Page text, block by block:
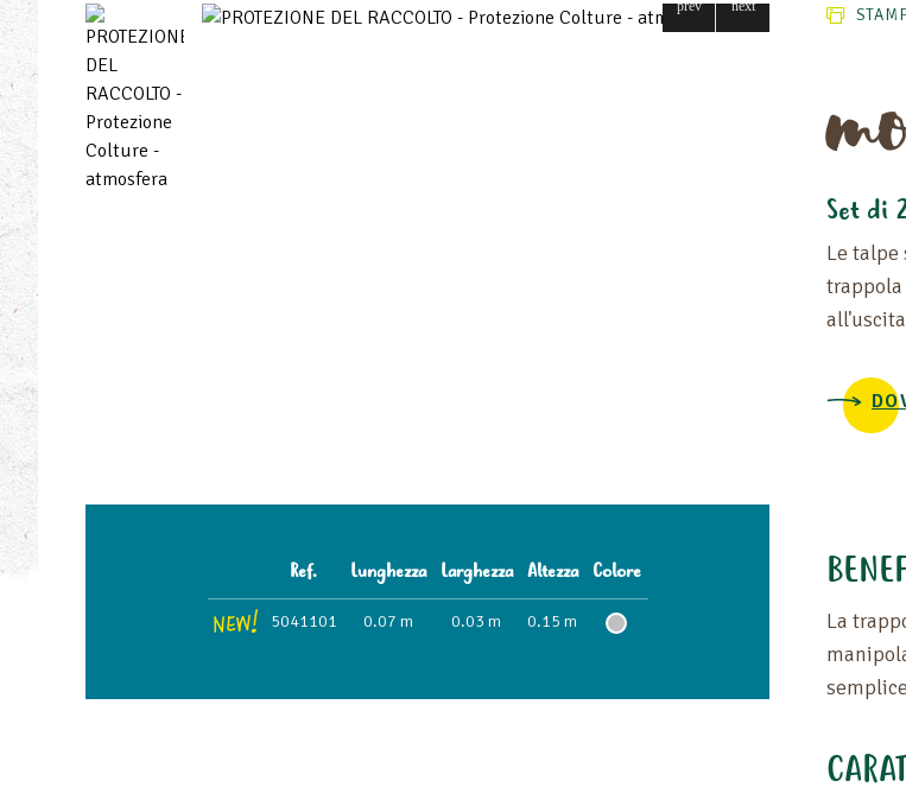
Set di
Le talpe
trappola
Ref. Lunghezza Larghezza Altezza Colore
5041101 0.07 m 0.03 m 0.15 m
La
LUNGHEZZA
LARGHEZZA